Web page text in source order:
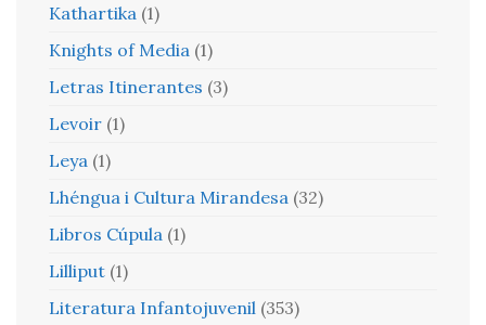
Kathartika (1)
Knights of Media (1)
Letras Itinerantes (3)
Levoir (1)
Leya (1)
Lhéngua i Cultura Mirandesa (32)
Libros Cúpula (1)
Lilliput (1)
Literatura Infantojuvenil (353)